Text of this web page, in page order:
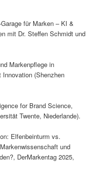
für Marken – KI &
mit Dr. Steffen Schmidt und
Markenpflege in
Innovation (Shenzhen
for Brand Science,
Twente, Niederlande).
Elfenbeinturm vs.
und
DerMarkentag 2025,